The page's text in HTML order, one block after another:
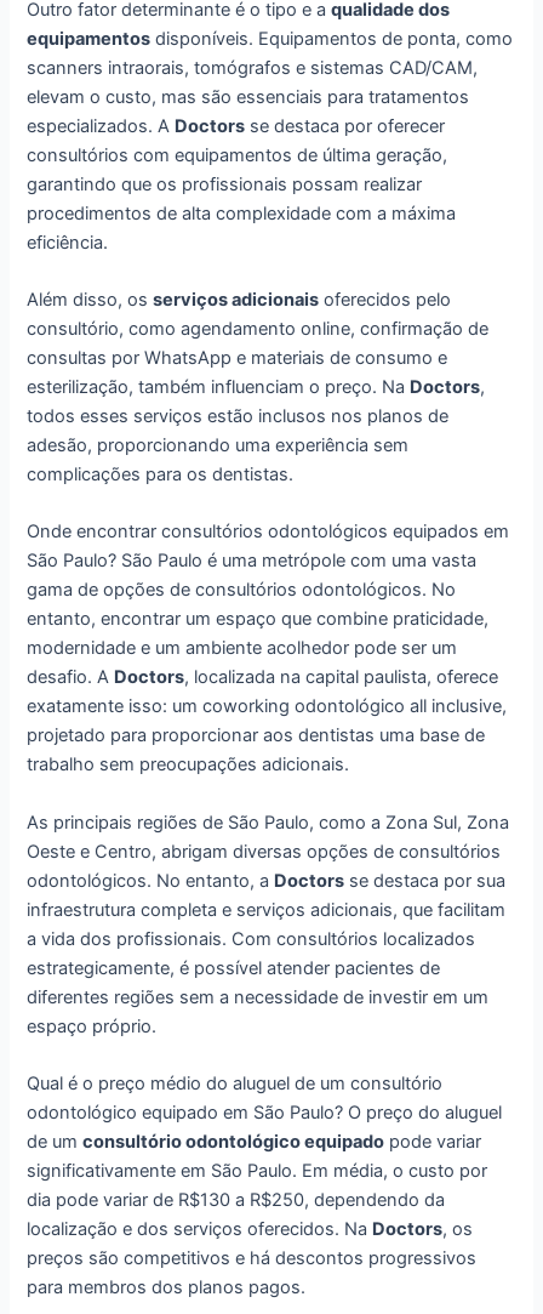
Outro fator determinante é o tipo e aqualidade dos
equipamentos disponíveis. Equipamentos de ponta, como
scanners intraorais, tomógrafos e sistemas CAD/CAM,
elevam o custo, mas são essenciais para tratamentos
especializados. A Doctors se destaca por oferecer
consultórios com equipamentos de última geração,
garantindo que os profissionais possam realizar
procedimentos de alta complexidade com a máxima
eficiência.
Além disso, osserviços adicionais oferecidos pelo
consultório, como agendamento online, confirmação de
consultas por WhatsApp e materiais de consumo e
esterilização, também influenciam o preço. Na Doctors,
todos esses serviços estão inclusos nos planos de
adesão, proporcionando uma experiência sem
complicações para os dentistas.
Onde encontrar consultórios odontológicos equipados em
São Paulo? São Paulo é uma metrópole com uma vasta
gama de opções de consultórios odontológicos. No
entanto, encontrar um espaço que combine praticidade,
modernidade e um ambiente acolhedor pode ser um
desafio. A Doctors, localizada na capital paulista, oferece
exatamente isso: um coworking odontológico all inclusive,
projetado para proporcionar aos dentistas uma base de
trabalho sem preocupações adicionais.
As principais regiões de São Paulo, como a Zona Sul, Zona
Oeste e Centro, abrigam diversas opções de consultórios
odontológicos. No entanto, a Doctors se destaca por sua
infraestrutura completa e serviços adicionais, que facilitam
a vida dos profissionais. Com consultórios localizados
estrategicamente, é possível atender pacientes de
diferentes regiões sem a necessidade de investir em um
espaço próprio.
Qual é o preço médio do aluguel de um consultório
odontológico equipado em São Paulo? O preço do aluguel
de umconsultório odontológico equipado pode variar
significativamente em São Paulo. Em média, o custo por
dia pode variar de R$130 a R$250, dependendo da
localização e dos serviços oferecidos. Na Doctors, os
preços são competitivos e há descontos progressivos
para membros dos planos pagos.